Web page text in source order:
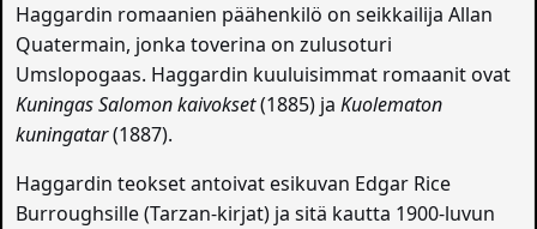
Haggardin romaanien päähenkilö on seikkailija Allan
Quatermain, jonka toverina on zulusoturi
Umslopogaas. Haggardin kuuluisimmat romaanit ovat
Kuningas Salomon kaivokset(1885) jaKuolematon
kuningatar(1887).
Haggardin teokset antoivat esikuvan Edgar Rice
Burroughsille (Tarzan-kirjat) ja sitä kautta 1900-luvun